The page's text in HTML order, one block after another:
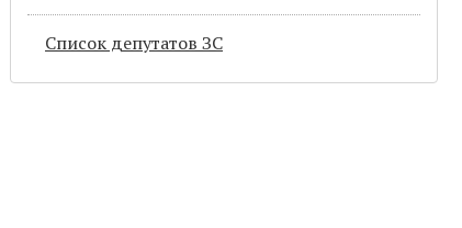
Список депутатов ЗС